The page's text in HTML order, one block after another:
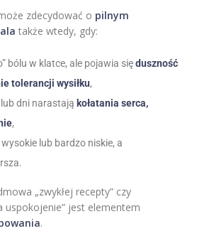
zdecydować o pilnym
także wtedy, gdy:
bólu w klatce, ale pojawia sięduszność
tolerancji wysiłku,
dni narastają kołatania serca,
,
lub bardzo niskie, a
„zwykłej recepty” czy
uspokojenie” jest elementem
.